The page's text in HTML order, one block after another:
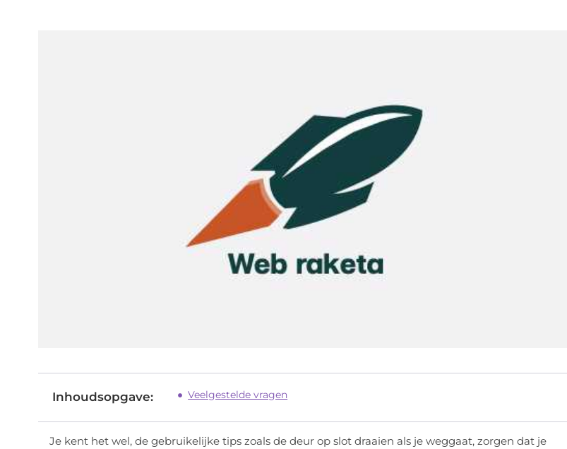
Inhoudsopgave: Veelgestelde vragen
Je kent het wel, de gebruikelijke tips zoals de deur op slot draaien als je weggaat, zorgen dat je